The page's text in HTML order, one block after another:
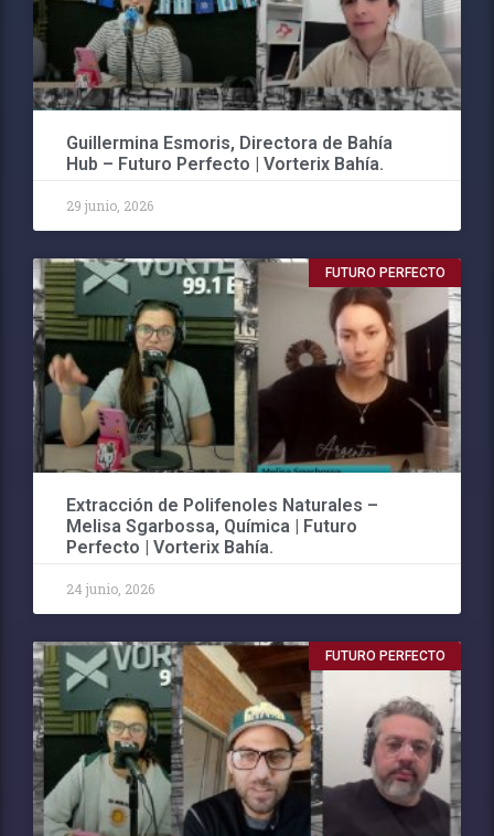
Guillermina Esmoris, Directora de Bahía
Hub – Futuro Perfecto | Vorterix Bahía.
29 junio, 2026
FUTURO PERFECTO
Extracción de Polifenoles Naturales –
Melisa Sgarbossa, Química | Futuro
Perfecto | Vorterix Bahía.
24 junio, 2026
FUTURO PERFECTO